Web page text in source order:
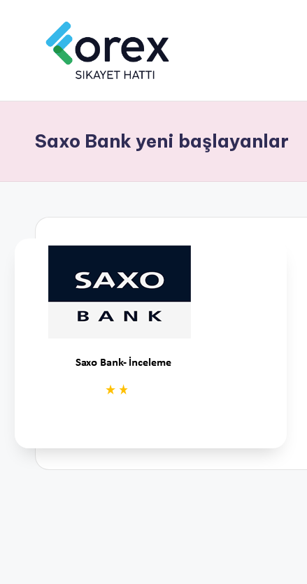
Saxo Bank yeni başlayanlar